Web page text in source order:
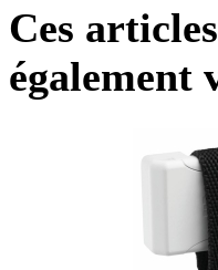
Ces
également